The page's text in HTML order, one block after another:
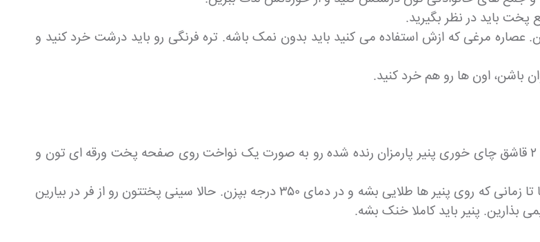
پخت باید در نظر بگیرید.
عصاره مرغی که ازش استفاده می کنید باید بدون نمک باشه. تره فرنگی رو باید درشت خرد کنید و
باشن، اون ها رو هم خرد کنید.
در مرحله اول کار فر رو باید تا دمای ۳۵۰ درجه فارنهایت گرم کنید. حال ۲ قاشق چای خوری پنیر پارمزان رنده شده رو به صورت یک نواخت روی صفحه پخت ورقه ای تون و
این کار رو باید حدود 5 بار تکرار کنید، با مدت زمان تقریبی ۸ دقیقه و یا تا زمانی که روی پنیر ها طلایی بشه و در دمای ۳۵۰ درجه بپزن. حالا سینی پختتون رو از فر در بیارین
بذارین. پنیر باید کاملا خنک بشه.